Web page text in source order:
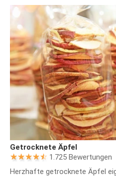
Getrocknete Äpfel
1.725 Bewertungen
Herzhafte getrocknete Äpfel